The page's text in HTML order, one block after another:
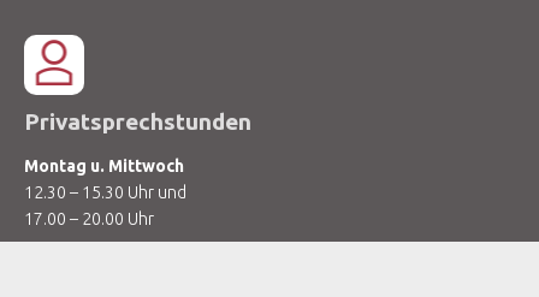
Privatsprechstunden
Montag u. Mittwoch
12.30 – 15.30 Uhr und
17.00 – 20.00 Uhr